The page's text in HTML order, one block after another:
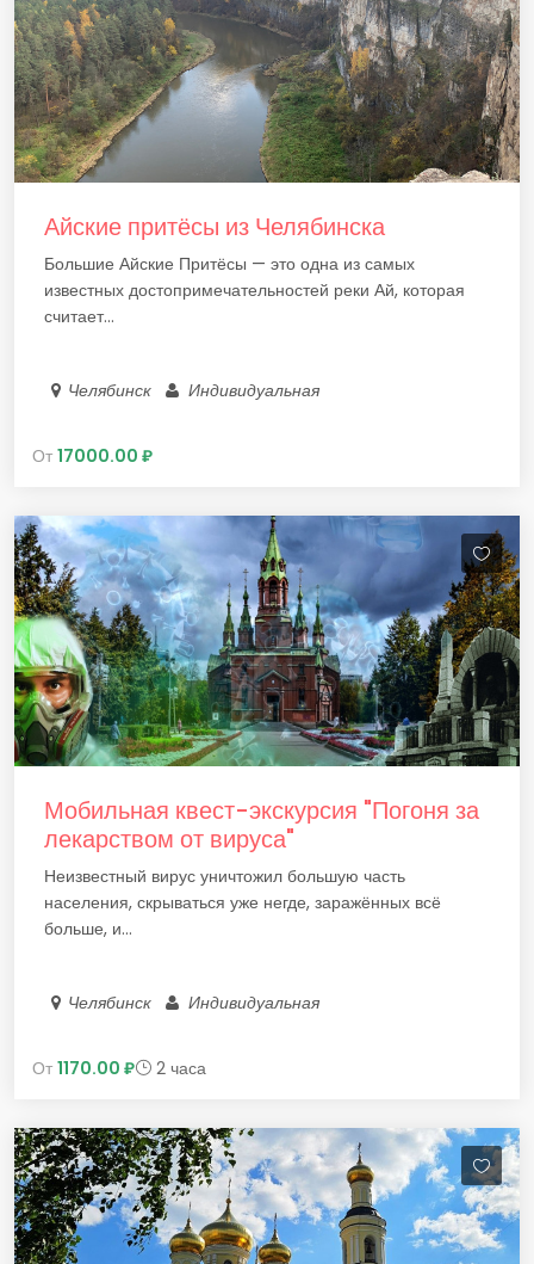
Айские притёсы из Челябинска
Большие Айские Притёсы — это одна из самых
известных достопримечательностей реки Ай, которая
считает...
Челябинск Индивидуальная
От 17000.00 ₽
Мобильная квест-экскурсия "Погоня за
лекарством от вируса"
Неизвестный вирус уничтожил большую часть
населения, скрываться уже негде, заражённых всё
больше, и...
Челябинск Индивидуальная
От 1170.00 ₽ 2 часа